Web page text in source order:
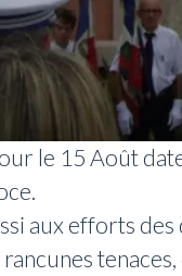
le 15 Août
aux efforts